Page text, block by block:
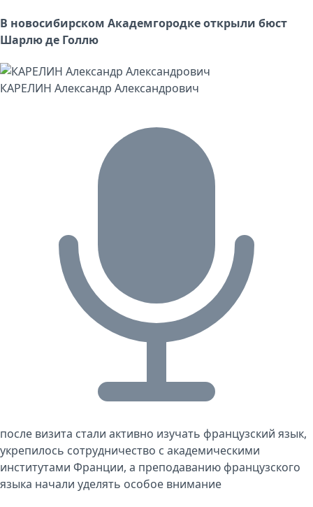
В новосибирском Академгородке открыли бюст
Шарлю де Голлю
КАРЕЛИН Александр Александрович
после визита стали активно изучать французский язык,
укрепилось сотрудничество с академическими
институтами Франции, а преподаванию французского
языка начали уделять особое внимание